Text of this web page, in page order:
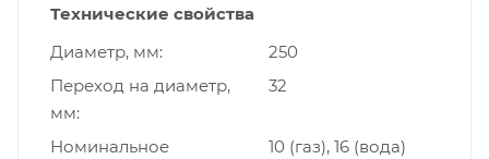
Технические свойства
Диаметр, мм
250
Переход на диаметр,
мм
32
Номинальное
10 (газ), 16 (вода)